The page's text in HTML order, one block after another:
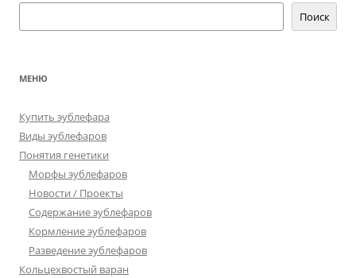
Поиск
МЕНЮ
Купить эублефара
Виды эублефаров
Понятия генетики
Морфы эублефаров
Новости / Проекты
Содержание эублефаров
Кормление эублефаров
Разведение эублефаров
Кольцехвостый варан